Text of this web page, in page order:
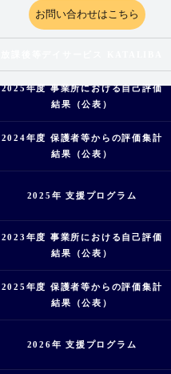
お問い合わせはこちら
2025年度 事業所における自己評価
結果（公表）
2024年度 保護者等からの評価集計
結果（公表）
2025年 支援プログラム
2023年度 事業所における自己評価
結果（公表）
2025年度 保護者等からの評価集計
結果（公表）
2026年 支援プログラム